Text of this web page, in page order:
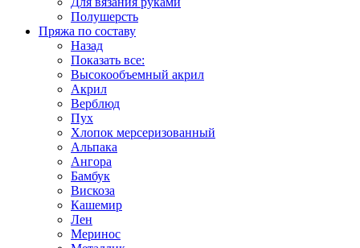
Полушерсть
Пряжа по составу
Назад
Показать все:
Высокообъемный акрил
Акрил
Верблюд
Пух
Хлопок мерсеризованный
Альпака
Ангора
Бамбук
Вискоза
Кашемир
Лен
Меринос